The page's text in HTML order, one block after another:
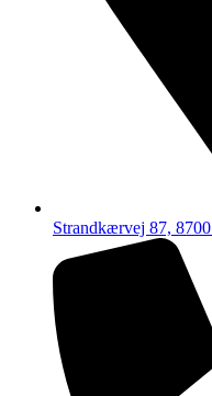
Strandkærvej 87,